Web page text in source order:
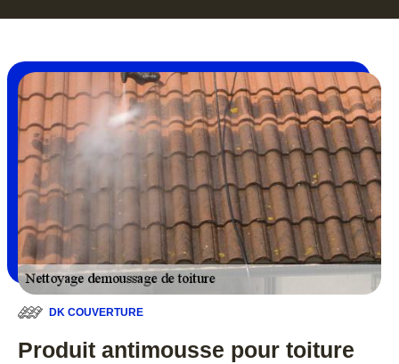
DK COUVERTURE
Produit antimousse pour toiture